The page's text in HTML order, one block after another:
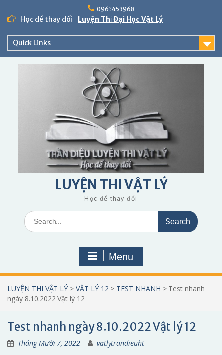
content
0963453968
Học để thay đổi Luyện Thi Đại Học Vật Lý
Quick Links
LUYỆN THI VẬT LÝ
Học để thay đổi
Search
for:
Menu
LUYỆN THI VẬT LÝ > VẬT LÝ 12 > TEST NHANH > Test nhanh
ngày 8.10.2022 Vật lý 12
Test nhanh ngày 8.10.2022 Vật lý 12
Tháng Mười 7, 2022 vatlytrandieuht